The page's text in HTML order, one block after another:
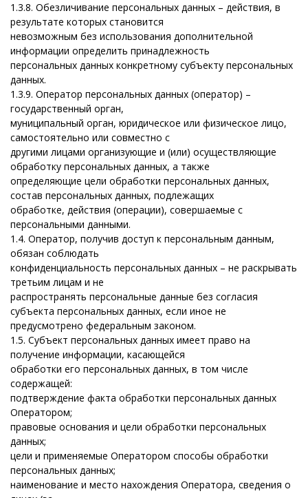
1.3.8. Обезличивание персональных данных – действия, в
результате которых становится
невозможным без использования дополнительной
информации определить принадлежность
персональных данных конкретному субъекту персональных
данных.
1.3.9. Оператор персональных данных (оператор) –
государственный орган,
муниципальный орган, юридическое или физическое лицо,
самостоятельно или совместно с
другими лицами организующие и (или) осуществляющие
обработку персональных данных, а также
определяющие цели обработки персональных данных,
состав персональных данных, подлежащих
обработке, действия (операции), совершаемые с
персональными данными.
1.4. Оператор, получив доступ к персональным данным,
обязан соблюдать
конфиденциальность персональных данных – не раскрывать
третьим лицам и не
распространять персональные данные без согласия
субъекта персональных данных, если иное не
предусмотрено федеральным законом.
1.5. Субъект персональных данных имеет право на
получение информации, касающейся
обработки его персональных данных, в том числе
содержащей:
подтверждение факта обработки персональных данных
Оператором;
правовые основания и цели обработки персональных
данных;
цели и применяемые Оператором способы обработки
персональных данных;
наименование и место нахождения Оператора, сведения о